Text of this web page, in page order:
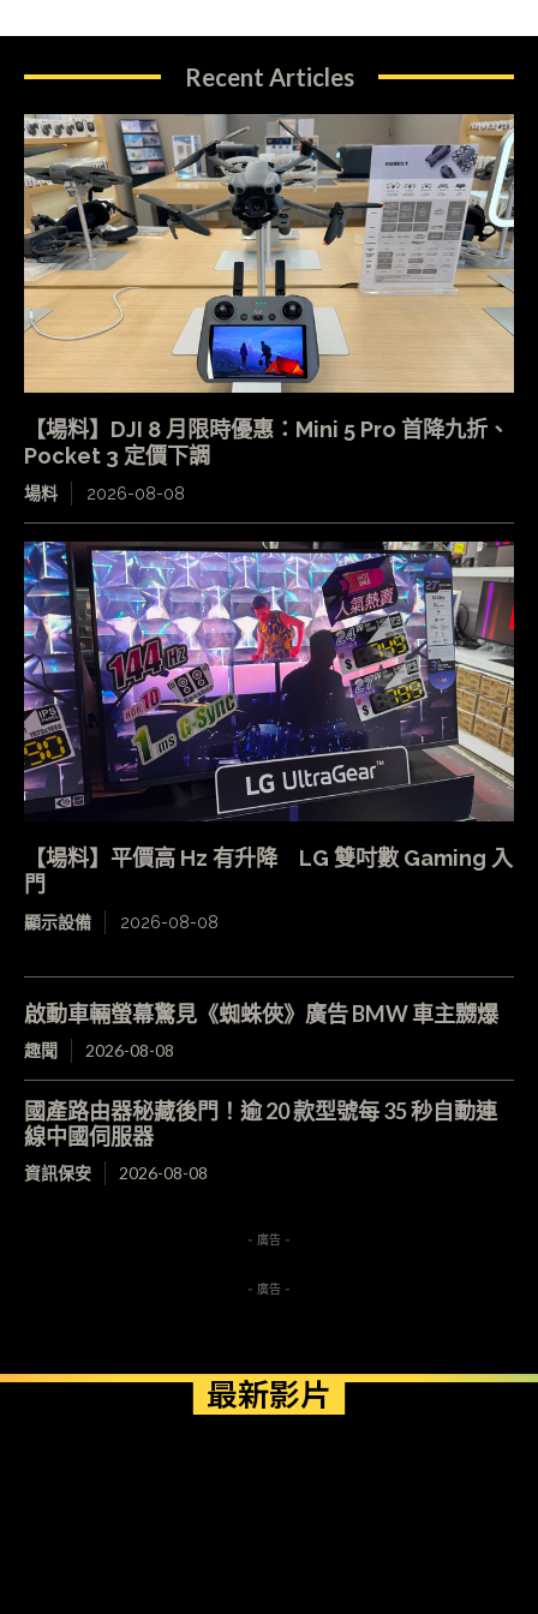
Recent Articles
【場料】DJI 8 月限時優惠：Mini 5 Pro 首降九折、
Pocket 3 定價下調
場料 2026-08-08
【場料】平價高 Hz 有升降 LG 雙吋數 Gaming 入
門
顯示設備 2026-08-08
啟動車輛螢幕驚見《蜘蛛俠》廣告 BMW 車主嬲爆
趣聞 2026-08-08
國產路由器秘藏後門！逾 20 款型號每 35 秒自動連
線中國伺服器
資訊保安 2026-08-08
- 廣告 -
- 廣告 -
最新影片